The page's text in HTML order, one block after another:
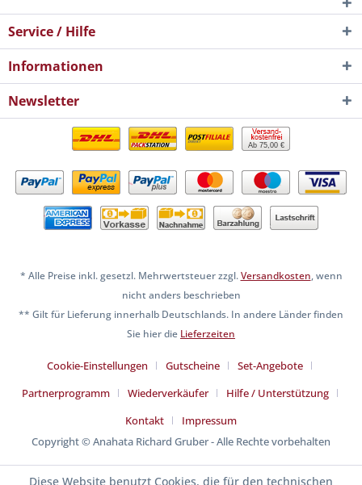
Service / Hilfe
Informationen
Newsletter
Ab 75,00 €
* Alle Preise inkl. gesetzl. Mehrwertsteuer zzgl.Versandkosten, wenn
nicht anders beschrieben
** Gilt für Lieferung innerhalb Deutschlands. In andere Länder finden
Sie hier die Lieferzeiten
Cookie-Einstellungen Gutscheine
Set-Angebote
Partnerprogramm
Wiederverkäufer
Hilfe / Unterstützung
Kontakt
Impressum
Copyright © Anahata Richard Gruber - Alle Rechte vorbehalten
Diese Website benutzt Cookies, die für den technischen